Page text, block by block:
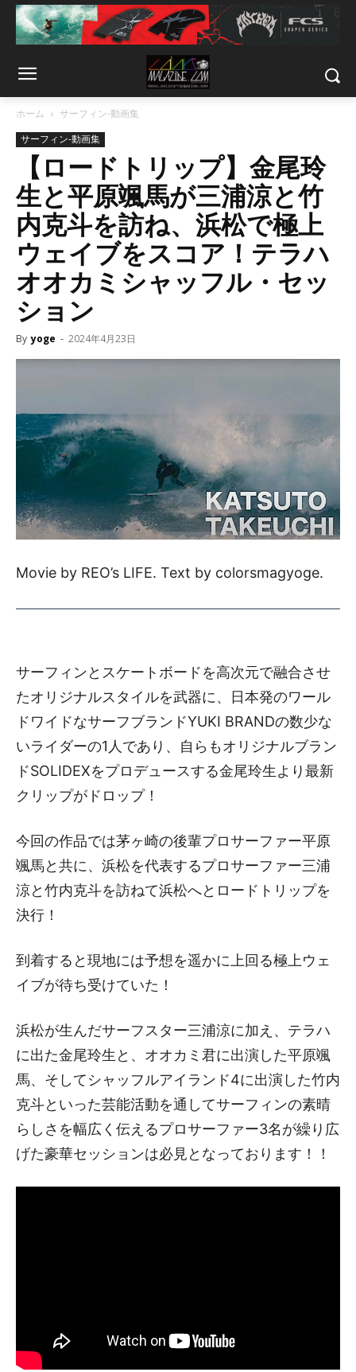
ホーム
サーフィン-動画集
サーフィン-動画集
【ロードトリップ】金尾玲
生と平原颯馬が三浦涼と竹
内克斗を訪ね、浜松で極上
ウェイブをスコア！テラハ
オオカミシャッフル・セッ
ション
By yoge - 2024年4月23日
Movie by REO’s LIFE. Text by colorsmagyoge.
サーフィンとスケートボードを高次元で融合させ
たオリジナルスタイルを武器に、日本発のワール
ドワイドなサーフブランドYUKI BRANDの数少な
いライダーの1人であり、自らもオリジナルブラン
ドSOLIDEXをプロデュースする金尾玲生より最新
クリップがドロップ！
今回の作品では茅ヶ崎の後輩プロサーファー平原
颯馬と共に、浜松を代表するプロサーファー三浦
涼と竹内克斗を訪ねて浜松へとロードトリップを
決行！
到着すると現地には予想を遥かに上回る極上ウェ
イブが待ち受けていた！
浜松が生んだサーフスター三浦涼に加え、テラハ
に出た金尾玲生と、オオカミ君に出演した平原颯
馬、そしてシャッフルアイランド4に出演した竹内
克斗といった芸能活動を通してサーフィンの素晴
らしさを幅広く伝えるプロサーファー3名が繰り広
げた豪華セッションは必見となっております！！